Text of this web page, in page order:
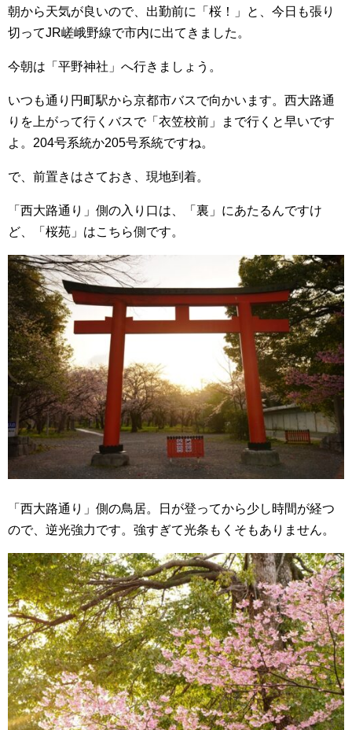
朝から天気が良いので、出勤前に「桜！」と、今日も張り
切ってJR嵯峨野線で市内に出てきました。
今朝は「平野神社」へ行きましょう。
いつも通り円町駅から京都市バスで向かいます。西大路通
りを上がって行くバスで「衣笠校前」まで行くと早いです
よ。204号系統か205号系統ですね。
で、前置きはさておき、現地到着。
「西大路通り」側の入り口は、「裏」にあたるんですけ
ど、「桜苑」はこちら側です。
「西大路通り」側の鳥居。日が登ってから少し時間が経つ
ので、逆光強力です。強すぎて光条もくそもありません。